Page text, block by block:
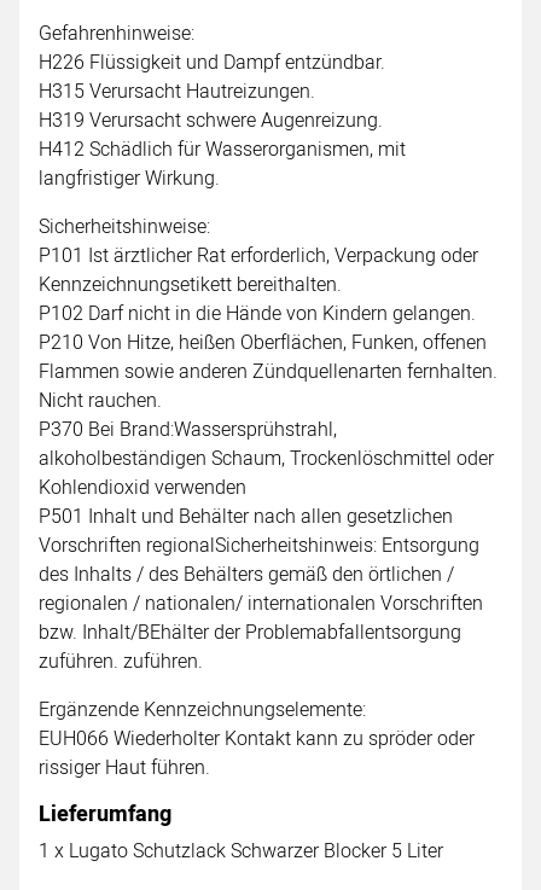
Gefahrenhinweise:
H226 Flüssigkeit und Dampf entzündbar.
H315 Verursacht Hautreizungen.
H319 Verursacht schwere Augenreizung.
H412 Schädlich für Wasserorganismen, mit
langfristiger Wirkung.
Sicherheitshinweise:
P101 Ist ärztlicher Rat erforderlich, Verpackung oder
Kennzeichnungsetikett bereithalten.
P102 Darf nicht in die Hände von Kindern gelangen.
P210 Von Hitze, heißen Oberflächen, Funken, offenen
Flammen sowie anderen Zündquellenarten fernhalten.
Nicht rauchen.
P370 Bei Brand:Wassersprühstrahl,
alkoholbeständigen Schaum, Trockenlöschmittel oder
Kohlendioxid verwenden
P501 Inhalt und Behälter nach allen gesetzlichen
Vorschriften regionalSicherheitshinweis: Entsorgung
des Inhalts / des Behälters gemäß den örtlichen /
regionalen / nationalen/ internationalen Vorschriften
bzw. Inhalt/BEhälter der Problemabfallentsorgung
zuführen. zuführen.
Ergänzende Kennzeichnungselemente:
EUH066 Wiederholter Kontakt kann zu spröder oder
rissiger Haut führen.
Lieferumfang
1 x Lugato Schutzlack Schwarzer Blocker 5 Liter